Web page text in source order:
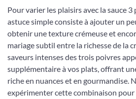
Pour varier les plaisirs avec la sauce
astuce simple consiste à ajouter un
obtenir une texture crémeuse et
mariage subtil entre la richesse de la
saveurs intenses des trois poivres
supplémentaire à vos plats, offrant
riche en nuances et en gourmandise.
expérimenter cette combinaison